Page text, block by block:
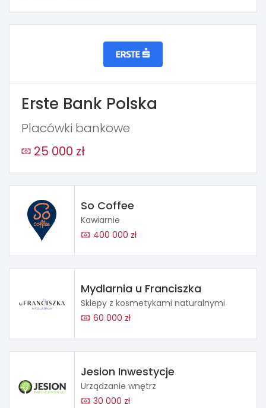
Erste Bank Polska
Placówki bankowe
25 000 zł
So Coffee
Kawiarnie
400 000 zł
Mydlarnia u Franciszka
Sklepy z kosmetykami naturalnymi
60 000 zł
Jesion Inwestycje
Urządzanie wnętrz
30 000 zł